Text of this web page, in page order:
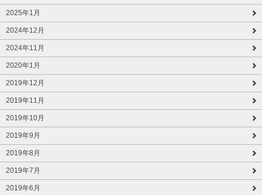
2025年1月
2024年12月
2024年11月
2020年1月
2019年12月
2019年11月
2019年10月
2019年9月
2019年8月
2019年7月
2019年6月